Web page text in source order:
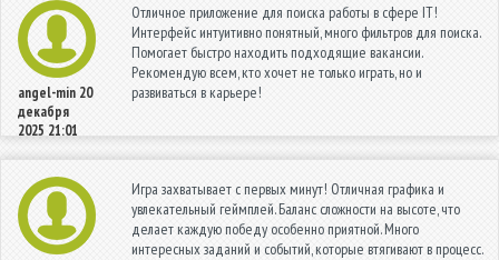
angel-min 20
декабря
2025 21:01
Отличное приложение для поиска работы в сфере IT!
Интерфейс интуитивно понятный, много фильтров для поиска.
Помогает быстро находить подходящие вакансии.
Рекомендую всем, кто хочет не только играть, но и
развиваться в карьере!
Игра захватывает с первых минут! Отличная графика и
увлекательный геймплей. Баланс сложности на высоте, что
делает каждую победу особенно приятной. Много
интересных заданий и событий, которые втягивают в процесс.